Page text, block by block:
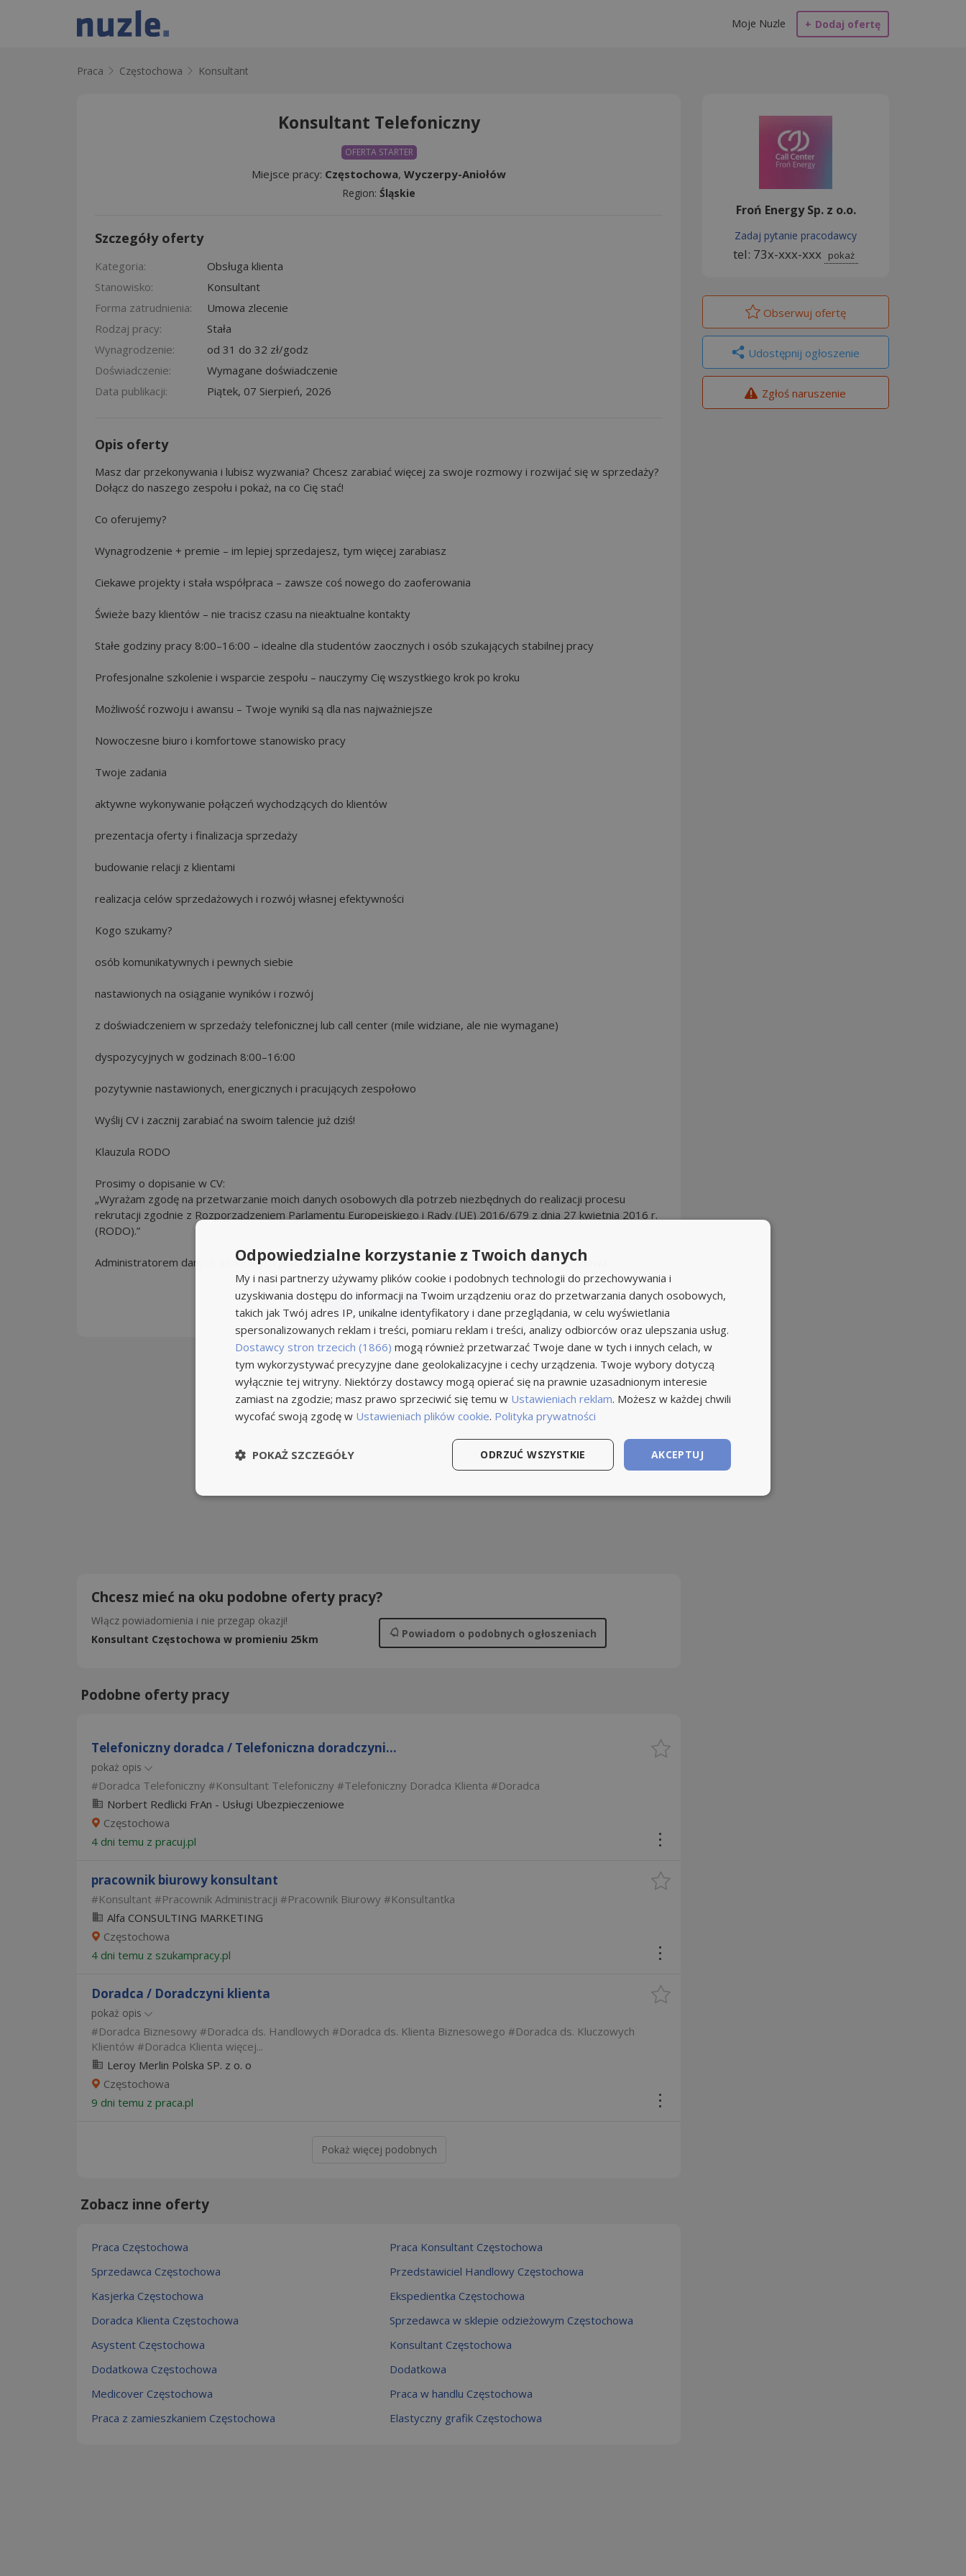
+ Dodaj ofertę
Moje Nuzle
Praca Częstochowa Konsultant
Froń Energy Sp. z o.o.
Zadaj pytanie pracodawcy
tel: 73x-xxx-xxx pokaż
Obserwuj ofertę
Udostępnij ogłoszenie
Zgłoś naruszenie
Konsultant Telefoniczny
OFERTA STARTER
Miejsce pracy: Częstochowa, Wyczerpy-Aniołów
Region: Śląskie
Szczegóły oferty
Kategoria:
Obsługa klienta
Stanowisko:
Konsultant
Forma zatrudnienia:
Umowa zlecenie
Rodzaj pracy:
Stała
Wynagrodzenie:
od 31 do 32 zł/godz
Doświadczenie:
Wymagane doświadczenie
Data publikacji:
Piątek, 07 Sierpień, 2026
Opis oferty
Masz dar przekonywania i lubisz wyzwania? Chcesz zarabiać więcej za swoje rozmowy i rozwijać się w sprzedaży?
Dołącz do naszego zespołu i pokaż, na co Cię stać!
Co oferujemy?
Wynagrodzenie + premie – im lepiej sprzedajesz, tym więcej zarabiasz
Ciekawe projekty i stała współpraca – zawsze coś nowego do zaoferowania
Świeże bazy klientów – nie tracisz czasu na nieaktualne kontakty
Stałe godziny pracy 8:00–16:00 – idealne dla studentów zaocznych i osób szukających stabilnej pracy
Profesjonalne szkolenie i wsparcie zespołu – nauczymy Cię wszystkiego krok po kroku
Możliwość rozwoju i awansu – Twoje wyniki są dla nas najważniejsze
Nowoczesne biuro i komfortowe stanowisko pracy
Twoje zadania
aktywne wykonywanie połączeń wychodzących do klientów
prezentacja oferty i finalizacja sprzedaży
budowanie relacji z klientami
realizacja celów sprzedażowych i rozwój własnej efektywności
Kogo szukamy?
osób komunikatywnych i pewnych siebie
nastawionych na osiąganie wyników i rozwój
z doświadczeniem w sprzedaży telefonicznej lub call center (mile widziane, ale nie wymagane)
dyspozycyjnych w godzinach 8:00–16:00
pozytywnie nastawionych, energicznych i pracujących zespołowo
Wyślij CV i zacznij zarabiać na swoim talencie już dziś!
Klauzula RODO
Prosimy o dopisanie w CV:
„Wyrażam zgodę na przetwarzanie moich danych osobowych dla potrzeb niezbędnych do realizacji procesu
rekrutacji zgodnie z Rozporządzeniem Parlamentu Europejskiego i Rady (UE) 2016/679 z dnia 27 kwietnia 2016 r.
(RODO).”
Administratorem danych osobowych jest Froń Energy Sp. z o.o., ul. Drogowców 2, 42-202 Częstochowa.
Aplikuj teraz
Chcesz mieć na oku podobne oferty pracy?
Włącz powiadomienia i nie przegap okazji!
Konsultant Częstochowa w promieniu 25km
Powiadom o podobnych ogłoszeniach
Podobne oferty pracy
Telefoniczny doradca / Telefoniczna doradczyni...
pokaż opis
Doradca Telefoniczny Konsultant Telefoniczny Telefoniczny Doradca Klienta
Doradca
Norbert Redlicki FrAn - Usługi Ubezpieczeniowe
Częstochowa
4 dni temu z pracuj.pl
pracownik biurowy konsultant
Konsultant Pracownik Administracji Pracownik Biurowy
Konsultantka
Alfa CONSULTING MARKETING
Częstochowa
4 dni temu z szukampracy.pl
Doradca / Doradczyni klienta
pokaż opis
Doradca Biznesowy Doradca ds. Handlowych Doradca ds. Klienta Biznesowego
Doradca ds. Kluczowych
Klientów
Doradca Klienta więcej...
Leroy Merlin Polska SP. z o. o
Częstochowa
9 dni temu z praca.pl
Pokaż więcej podobnych
Zobacz inne oferty
Praca Częstochowa
Praca Konsultant Częstochowa
Sprzedawca Częstochowa
Przedstawiciel Handlowy Częstochowa
Kasjerka Częstochowa
Ekspedientka Częstochowa
Doradca Klienta Częstochowa
Sprzedawca w sklepie odzieżowym Częstochowa
Asystent Częstochowa
Konsultant Częstochowa
Dodatkowa Częstochowa
Dodatkowa
Medicover Częstochowa
Praca w handlu Częstochowa
Praca z zamieszkaniem Częstochowa
Elastyczny grafik Częstochowa
Odpowiedzialne korzystanie z Twoich danych
My i nasi partnerzy używamy plików cookie i podobnych technologii do przechowywania i
uzyskiwania dostępu do informacji na Twoim urządzeniu oraz do przetwarzania danych osobowych,
takich jak Twój adres IP, unikalne identyfikatory i dane przeglądania, w celu wyświetlania
spersonalizowanych reklam i treści, pomiaru reklam i treści, analizy odbiorców oraz ulepszania usług.
Dostawcy stron trzecich (1866) mogą również przetwarzać Twoje dane w tych i innych celach, w
tym wykorzystywać precyzyjne dane geolokalizacyjne i cechy urządzenia. Twoje wybory dotyczą
wyłącznie tej witryny. Niektórzy dostawcy mogą opierać się na prawnie uzasadnionym interesie
zamiast na zgodzie; masz prawo sprzeciwić się temu w Ustawieniach reklam. Możesz w każdej chwili
wycofać swoją zgodę w Ustawieniach plików cookie. Polityka prywatności
AKCEPTUJ
ODRZUĆ WSZYSTKIE
POKAŻ SZCZEGÓŁY